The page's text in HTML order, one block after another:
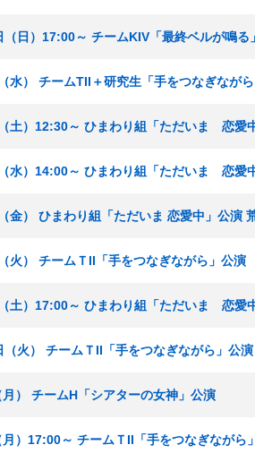
日）17:00～ チームKIV「最終ベルが鳴る
水） チームTII＋研究生「手をつなぎなが
土）12:30～ ひまわり組「ただいま 恋愛
水）14:00～ ひまわり組「ただいま 恋愛
金） ひまわり組「ただいま 恋愛中」公演
火） チームＴII「手をつなぎながら」公演
土）17:00～ ひまわり組「ただいま 恋愛
火） チームＴII「手をつなぎながら」公
） チームH「シアターの女神」公演
）17:00～ チームＴII「手をつなぎながら